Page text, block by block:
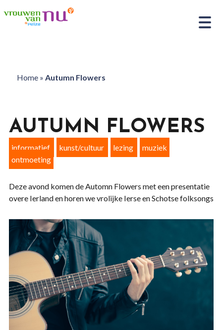
Home» Autumn Flowers
AUTUMN FLOWERS
informatief kunst/cultuur lezing
muziek
ontmoeting
Deze avond komen de Automn Flowers met een presentatie
overe Ierland en horen we vrolijke Ierse en Schotse folksongs